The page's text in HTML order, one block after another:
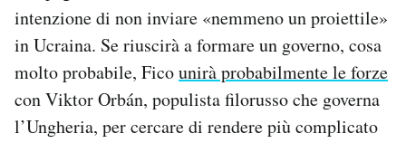
intenzione di non inviare «nemmeno un proiettile»
in Ucraina. Se riuscirà a formare un governo, cosa
molto probabile, Ficounirà probabilmente le forze
con Viktor Orbán, populista filorusso che governa
l’Ungheria, per cercare di rendere più complicato